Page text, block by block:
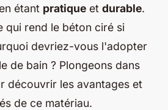
étant pratique et durable.
qui rend le béton ciré si
devriez-vous l'adopter
de bain ? Plongeons dans
découvrir les avantages et
de ce matériau.